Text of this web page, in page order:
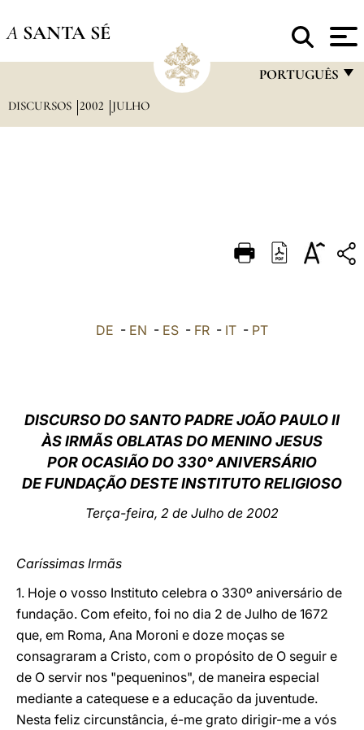
A SANTA SÉ
PORTUGUÊS
DEUTSCH
العربيّة
DISCURSOS 2002 JULHO
DE - EN - ES - FR - IT - PT
DISCURSO DO SANTO PADRE JOÃO PAULO II
ÀS IRMÃS OBLATAS DO MENINO JESUS
POR OCASIÃO DO 330° ANIVERSÁRIO
DE FUNDAÇÃO DESTE INSTITUTO RELIGIOSO
Terça-feira, 2 de Julho de 2002
Caríssimas Irmãs
1. Hoje o vosso Instituto celebra o 330º aniversário de
fundação. Com efeito, foi no dia 2 de Julho de 1672
que, em Roma, Ana Moroni e doze moças se
consagraram a Cristo, com o propósito de O seguir e
de O servir nos "pequeninos", de maneira especial
mediante a catequese e a educação da juventude.
Nesta feliz circunstância, é-me grato dirigir-me a vós